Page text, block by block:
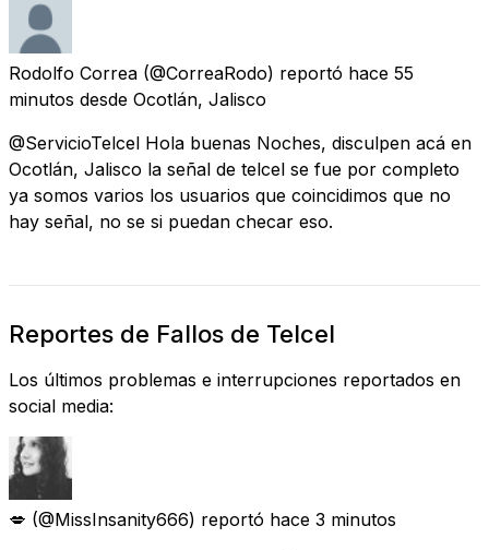
Rodolfo Correa (@CorreaRodo) reportó hace 55
minutos desde Ocotlán, Jalisco
@ServicioTelcel Hola buenas Noches, disculpen acá en
Ocotlán, Jalisco la señal de telcel se fue por completo
ya somos varios los usuarios que coincidimos que no
hay señal, no se si puedan checar eso.
Reportes de Fallos de Telcel
Los últimos problemas e interrupciones reportados en
social media:
💋 (@MissInsanity666) reportó hace 3 minutos